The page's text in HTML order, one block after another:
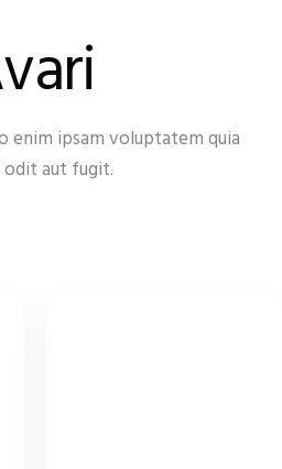
enim ipsam voluptatem quia
odit aut fugit.